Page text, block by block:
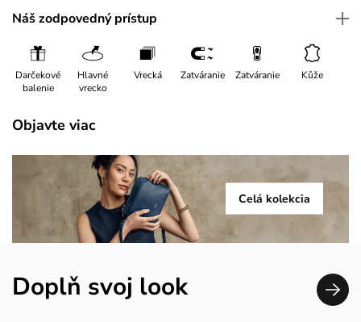
Náš zodpovedný prístup
Darčekové
balenie
Hlavné
vrecko
Vrecká Zatváranie Zatváranie Kůže
Objavte viac
Celá kolekcia
Doplň svoj look